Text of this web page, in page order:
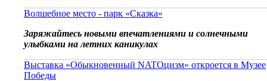
Волшебное место - парк «Сказка»
Заряжайтесь новыми впечатлениями и солнечными
улыбками на летних каникулах
Выставка «Обыкновенный NATOцизм» откроется в Музее
Победы